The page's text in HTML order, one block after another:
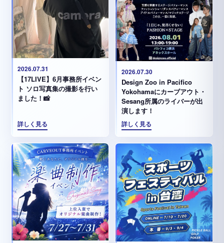
2026.07.31
【17LIVE】6月事務所イベン
ト ソロ写真集の撮影を行い
ました！📸
詳しく見る
2026.07.30
Design Zoo in Pacifico
Yokohamaにカーブアウト・
Sesang所属のライバーが出
演します！
詳しく見る